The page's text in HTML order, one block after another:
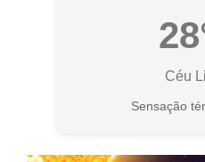
Céu
Sensação